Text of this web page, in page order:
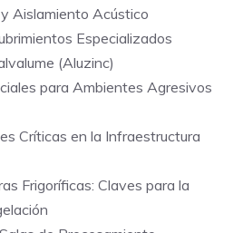
Aislamiento Acústico
Especializados
(Aluzinc)
para Ambientes Agresivos
Críticas en la Infraestructura
Frigoríficas: Claves para la